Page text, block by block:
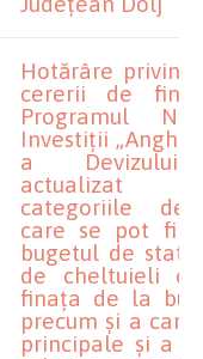
Hotărâre privind
cererii de
Programul
Investiţii „Anghel
a Devizului
actualizat
categoriile de
care se pot
bugetul de stat,
de cheltuieli
finața de la
precum și a
principale și a